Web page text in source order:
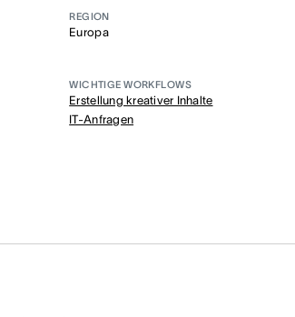
REGION
Europa
WICHTIGE WORKFLOWS
Erstellung kreativer Inhalte
IT-Anfragen